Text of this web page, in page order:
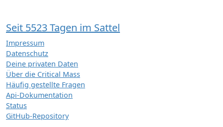
Seit 5523 Tagen im Sattel
Impressum
Datenschutz
Deine privaten Daten
Über die Critical Mass
Häufig gestellte Fragen
Api-Dokumentation
Status
GitHub-Repository